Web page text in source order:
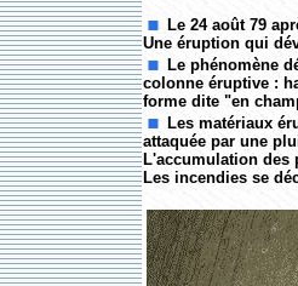
Le 24 août 79
Une éruption qui
Le phénomène
colonne éruptive :
forme dite "en
Les matériaux
attaquée par une
L'accumulation des
Les incendies se